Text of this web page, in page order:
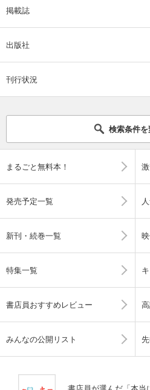
掲載誌
出版社
刊行状況
検索条件
まるごと無料本！
発売予定一覧
新刊・続巻一覧
特集一覧
書店員おすすめレビュー
みんなの公開リスト